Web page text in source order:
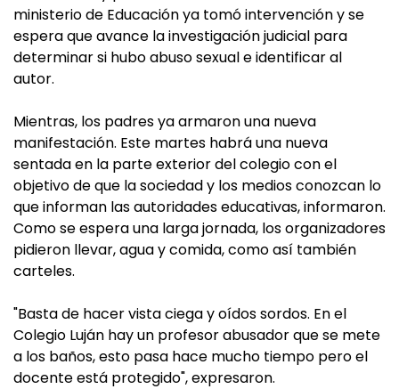
ministerio de Educación ya tomó intervención y se
espera que avance la investigación judicial para
determinar si hubo abuso sexual e identificar al
autor.
Mientras, los padres ya armaron una nueva
manifestación. Este martes habrá una nueva
sentada en la parte exterior del colegio con el
objetivo de que la sociedad y los medios conozcan lo
que informan las autoridades educativas, informaron.
Como se espera una larga jornada, los organizadores
pidieron llevar, agua y comida, como así también
carteles.
"Basta de hacer vista ciega y oídos sordos. En el
Colegio Luján hay un profesor abusador que se mete
a los baños, esto pasa hace mucho tiempo pero el
docente está protegido", expresaron.